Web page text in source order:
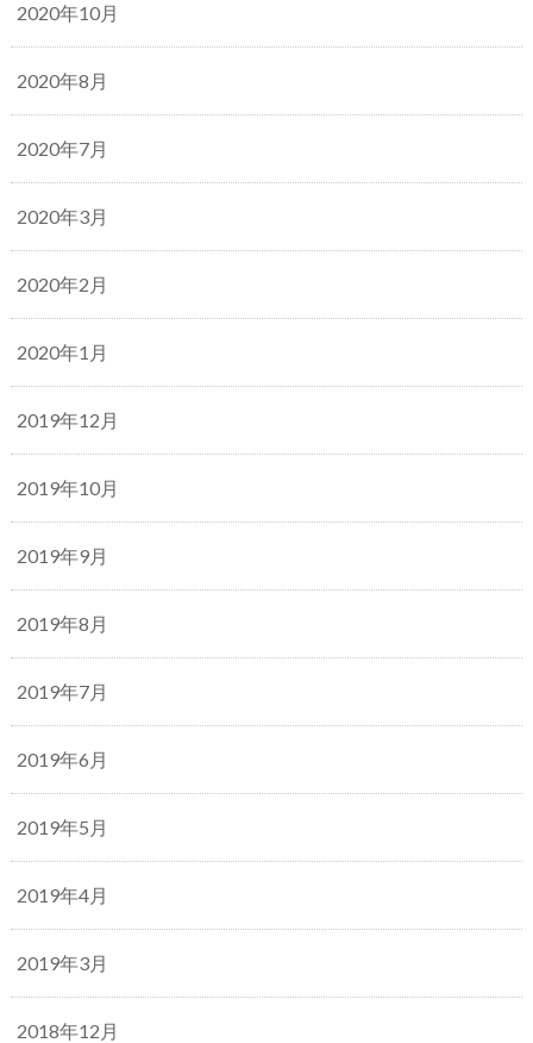
2020年10月
2020年8月
2020年7月
2020年3月
2020年2月
2020年1月
2019年12月
2019年10月
2019年9月
2019年8月
2019年7月
2019年6月
2019年5月
2019年4月
2019年3月
2018年12月